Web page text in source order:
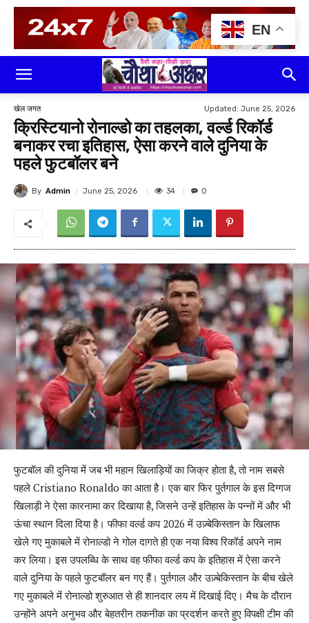
खेल जगत Updated: June 25, 2026
क्रिस्टियानो रोनाल्डो का तहलका, वर्ल्ड रिकॉर्ड
बनाकर रचा इतिहास, ऐसा करने वाले दुनिया के
पहले फुटबॉलर बने
By Admin June 25, 2026 34 0
फुटबॉल की दुनिया में जब भी महान खिलाड़ियों का जिक्र होता है, तो नाम सबसे
पहले Cristiano Ronaldo का आता है। एक बार फिर पुर्तगाल के इस दिग्गज
खिलाड़ी ने ऐसा कारनामा कर दिखाया है, जिसने उन्हें इतिहास के पन्नों में और भी
ऊंचा स्थान दिला दिया है। फीफा वर्ल्ड कप 2026 में उज़्बेकिस्तान के खिलाफ
खेले गए मुकाबले में रोनाल्डो ने गोल दागते ही एक नया विश्व रिकॉर्ड अपने नाम
कर लिया। इस उपलब्धि के साथ वह फीफा वर्ल्ड कप के इतिहास में ऐसा करने
वाले दुनिया के पहले फुटबॉलर बन गए हैं। पुर्तगाल और उज़्बेकिस्तान के बीच खेले
गए मुकाबले में रोनाल्डो शुरुआत से ही शानदार लय में दिखाई दिए। मैच के दौरान
उन्होंने अपने अनुभव और बेहतरीन तकनीक का प्रदर्शन करते हुए विपक्षी टीम की
EN